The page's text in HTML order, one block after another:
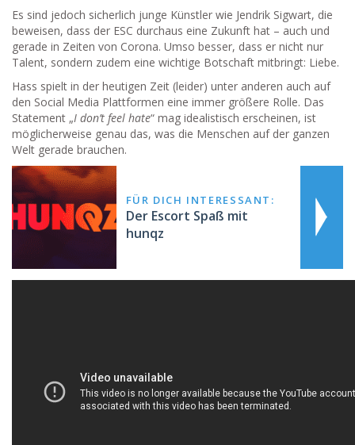
Es sind jedoch sicherlich junge Künstler wie Jendrik Sigwart, die
beweisen, dass der ESC durchaus eine Zukunft hat – auch und
gerade in Zeiten von Corona. Umso besser, dass er nicht nur
Talent, sondern zudem eine wichtige Botschaft mitbringt: Liebe.
Hass spielt in der heutigen Zeit (leider) unter anderen auch auf
den Social Media Plattformen eine immer größere Rolle. Das
Statement „I don’t feel hate“ mag idealistisch erscheinen, ist
möglicherweise genau das, was die Menschen auf der ganzen
Welt gerade brauchen.
FÜR DICH INTERESSANT:
Der Escort Spaß mit
hunqz